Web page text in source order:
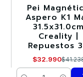
-20%
Pei
Aspero K1
31.5x31.0cm
Creality |
Repuestos
$32.990